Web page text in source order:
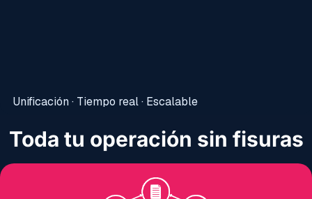
Unificación · Tiempo real · Escalable
Toda tu operación sin fisuras